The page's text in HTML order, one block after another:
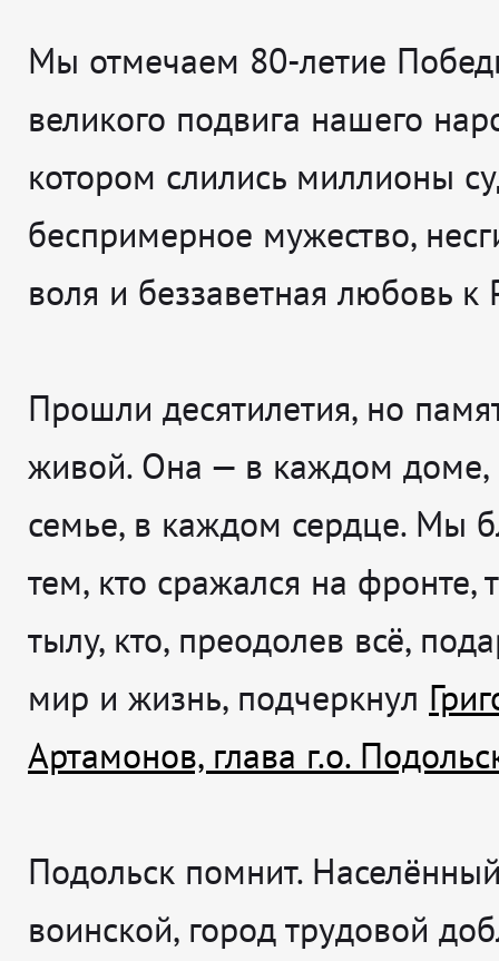
Мы отмечаем 80-летие
великого подвига нашего
котором слились миллионы
беспримерное мужество,
воля и беззаветная любовь к
Прошли десятилетия, но
живой. Она — в каждом доме,
семье, в каждом сердце. Мы
тем, кто сражался на фронте,
тылу, кто, преодолев всё,
мир и жизнь, подчеркнул
Артамонов, глава г.о.
Подольск помнит.
воинской, город трудовой